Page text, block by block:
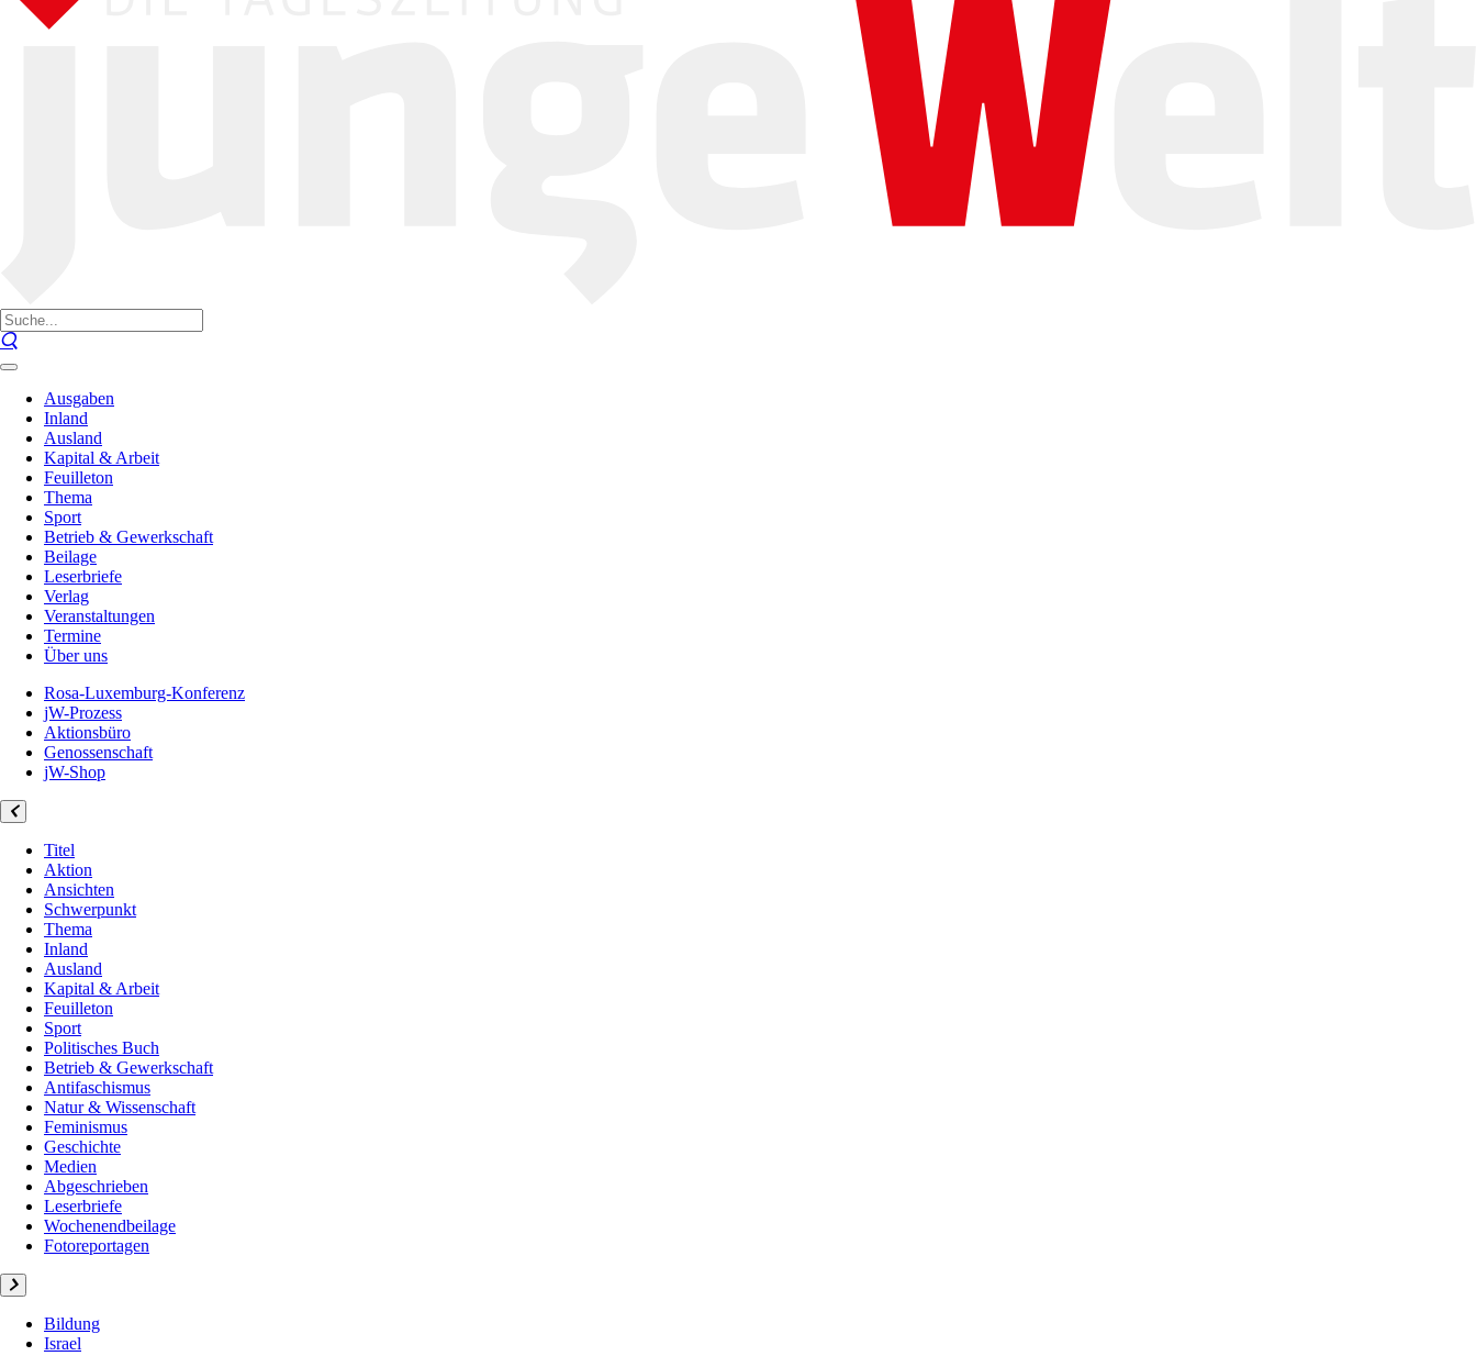
Ausgaben
Inland
Ausland
Kapital & Arbeit
Feuilleton
Thema
Sport
Betrieb & Gewerkschaft
Beilage
Leserbriefe
Verlag
Veranstaltungen
Termine
Über uns
Rosa-Luxemburg-Konferenz
jW-Prozess
Aktionsbüro
Genossenschaft
jW-Shop
Titel
Aktion
Ansichten
Schwerpunkt
Thema
Inland
Ausland
Kapital & Arbeit
Feuilleton
Sport
Politisches Buch
Betrieb & Gewerkschaft
Antifaschismus
Natur & Wissenschaft
Feminismus
Geschichte
Medien
Abgeschrieben
Leserbriefe
Wochenendbeilage
Fotoreportagen
Bildung
Israel